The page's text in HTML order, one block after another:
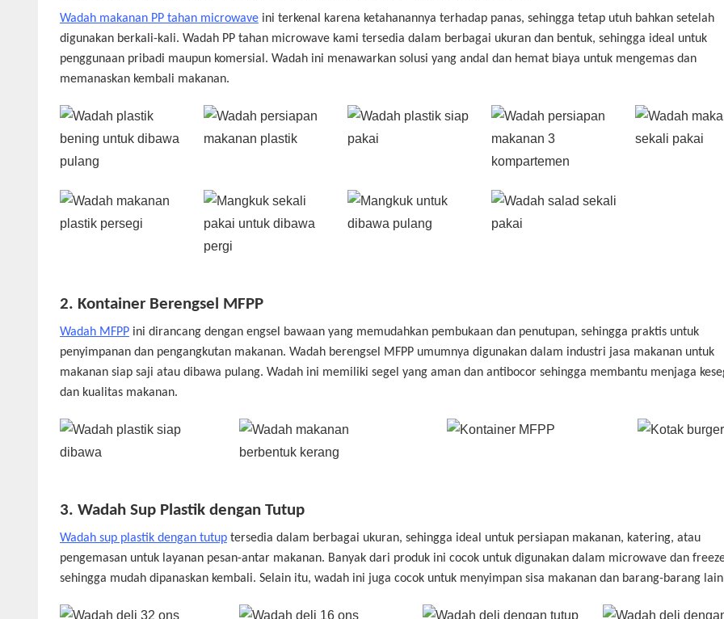
Wadah makanan PP tahan microwaveini terkenal karena ketahanannya terhadap panas, sehingga tetap utuh bahkan setelah
digunakan berkali-kali. Wadah PP tahan microwave kami tersedia dalam berbagai ukuran dan bentuk, sehingga ideal untuk
penggunaan pribadi maupun komersial. Wadah ini menawarkan solusi yang andal dan hemat biaya untuk mengemas dan
memanaskan kembali makanan.
2. Kontainer Berengsel MFPP
Wadah MFPPini dirancang dengan engsel bawaan yang memudahkan pembukaan dan penutupan, sehingga praktis untuk
penyimpanan dan pengangkutan makanan. Wadah berengsel MFPP umumnya digunakan dalam industri jasa makanan untuk
makanan siap saji atau dibawa pulang. Wadah ini memiliki segel yang aman dan antibocor sehingga membantu menjaga
dan kualitas makanan.
3. Wadah Sup Plastik dengan Tutup
Wadah sup plastik dengan tutuptersedia dalam berbagai ukuran, sehingga ideal untuk persiapan makanan, katering, atau
pengemasan untuk layanan pesan-antar makanan. Banyak dari produk ini cocok untuk digunakan dalam microwave dan
sehingga mudah dipanaskan kembali. Selain itu, wadah ini juga cocok untuk menyimpan sisa makanan dan barang-barang